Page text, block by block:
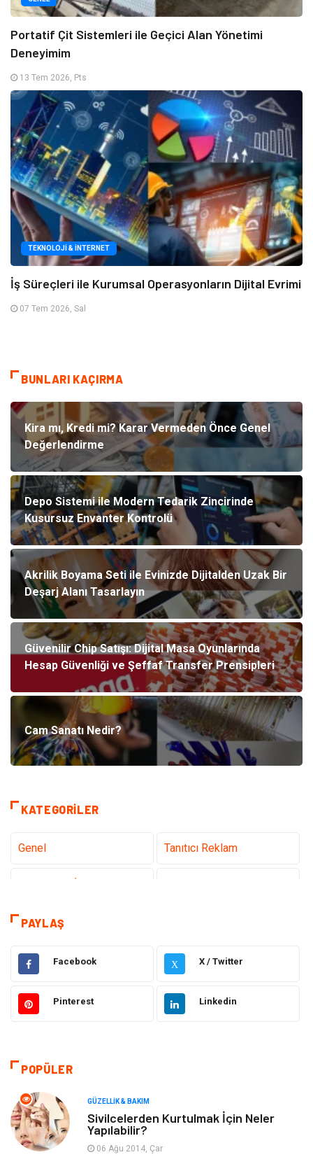
Portatif Çit Sistemleri ile Geçici Alan Yönetimi
Deneyimim
13 Tem 2026, Pts
TEKNOLOJI & İNTERNET
İş Süreçleri ile Kurumsal Operasyonların Dijital Evrimi
07 Tem 2026, Sal
BUNLARI KAÇIRMA
Kira mı, Kredi mi? Karar Vermeden Önce Genel
Değerlendirme
Depo Sistemi ile Modern Tedarik Zincirinde
Kusursuz Envanter Kontrolü
Akrilik Boyama Seti ile Evinizde Dijitalden Uzak Bir
Deşarj Alanı Tasarlayın
Güvenilir Chip Satışı: Dijital Masa Oyunlarında
Hesap Güvenliği ve Şeffaf Transfer Prensipleri
Cam Sanatı Nedir?
KATEGORILER
Genel Tanıtıcı Reklam
Eğitim & Kariyer
Gündem Hukuk
Moda Sağlıklı Yaşam
Bilgisayar & Yazılım
Makine
Giyim
PAYLAŞ
Facebook X X / Twitter
Pinterest Linkedin
POPÜLER
GÜZELLIK & BAKIM
Sivilcelerden Kurtulmak İçin Neler
Yapılabilir?
06 Ağu 2014, Çar